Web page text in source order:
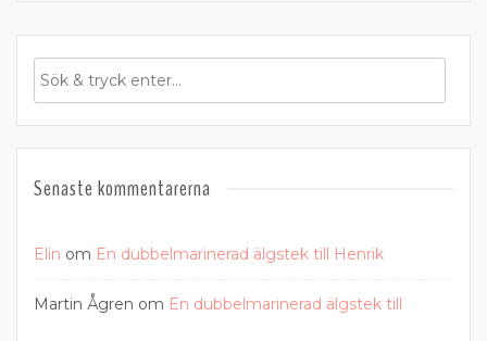
Senaste kommentarerna
Elin om En dubbelmarinerad älgstek till Henrik
Martin Ågren om En dubbelmarinerad älgstek till